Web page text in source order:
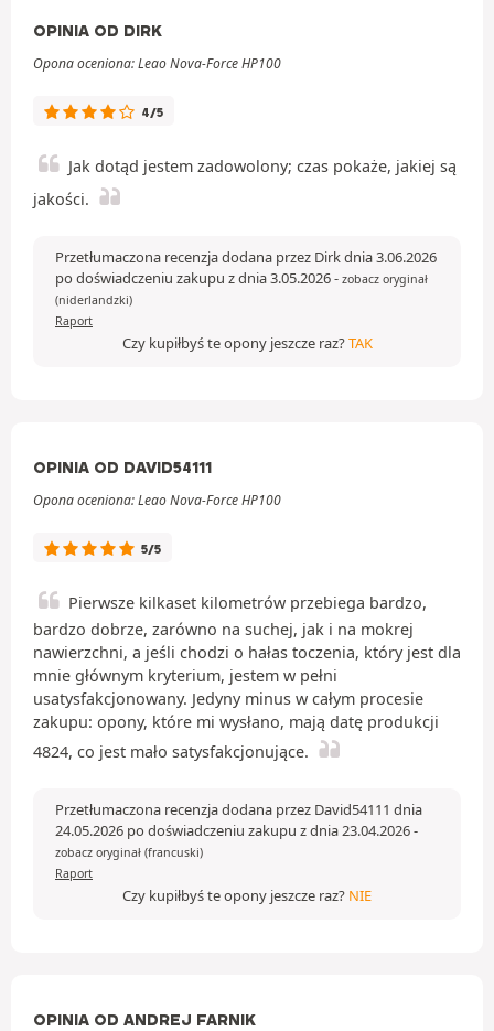
OPINIA OD DIRK
Opona oceniona: Leao Nova-Force HP100
4/5
Jak dotąd jestem zadowolony; czas pokaże, jakiej są
jakości.
Przetłumaczona recenzja dodana przez Dirk dnia 3.06.2026
po doświadczeniu zakupu z dnia 3.05.2026- zobacz oryginał
(niderlandzki)
Raport
Czy kupiłbyś te opony jeszcze raz?TAK
OPINIA OD DAVID54111
Opona oceniona: Leao Nova-Force HP100
5/5
Pierwsze kilkaset kilometrów przebiega bardzo,
bardzo dobrze, zarówno na suchej, jak i na mokrej
nawierzchni, a jeśli chodzi o hałas toczenia, który jest dla
mnie głównym kryterium, jestem w pełni
usatysfakcjonowany. Jedyny minus w całym procesie
zakupu: opony, które mi wysłano, mają datę produkcji
4824, co jest mało satysfakcjonujące.
Przetłumaczona recenzja dodana przez David54111 dnia
24.05.2026 po doświadczeniu zakupu z dnia 23.04.2026-
zobacz oryginał (francuski)
Raport
Czy kupiłbyś te opony jeszcze raz? NIE
OPINIA OD ANDREJ FARNIK